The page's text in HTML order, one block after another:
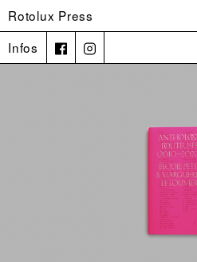
Rotolux Press
Infos